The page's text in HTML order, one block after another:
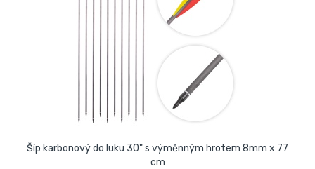
Šíp karbonový do luku 30" s výměnným hrotem 8mm x 77
cm